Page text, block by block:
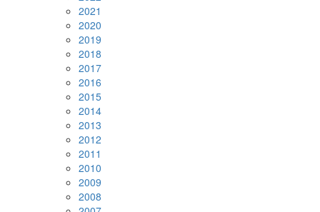
2021
2020
2019
2018
2017
2016
2015
2014
2013
2012
2011
2010
2009
2008